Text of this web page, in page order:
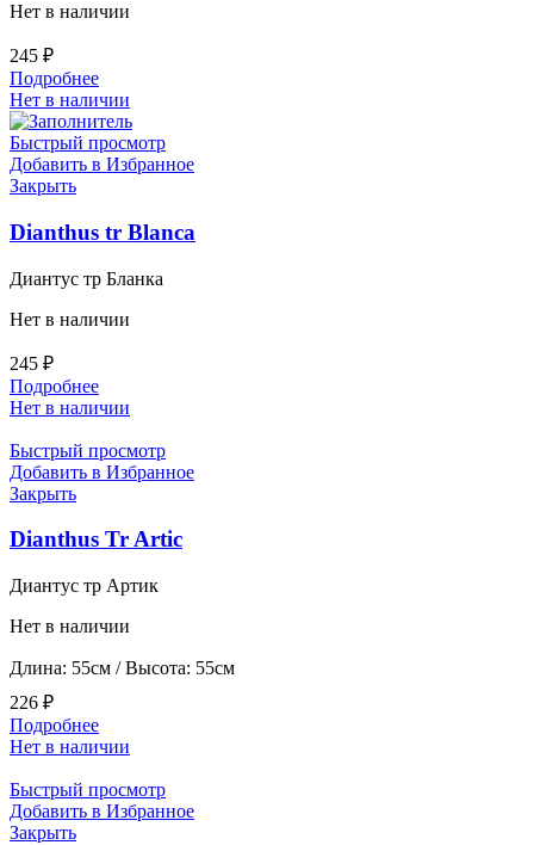
Нет в наличии
245 ₽
Подробнее
Нет в наличии
Быстрый просмотр
Добавить в Избранное
Закрыть
Dianthus tr Blanca
Диантус тр Бланка
Нет в наличии
245 ₽
Подробнее
Нет в наличии
Быстрый просмотр
Добавить в Избранное
Закрыть
Dianthus Tr Artic
Диантус тр Артик
Нет в наличии
Длина: 55см / Высота: 55см
226 ₽
Подробнее
Нет в наличии
Быстрый просмотр
Добавить в Избранное
Закрыть